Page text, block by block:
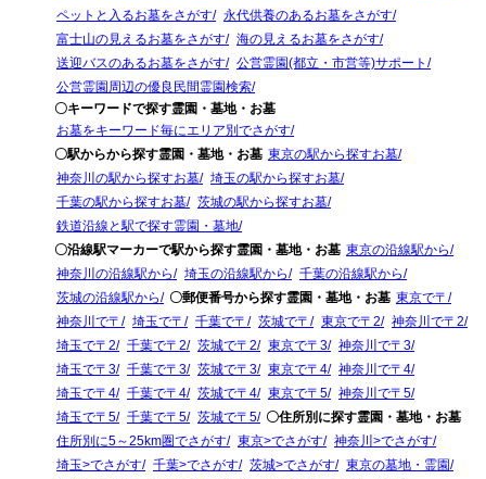
ペットと入るお墓をさがす
永代供養のあるお墓をさがす
富士山の見えるお墓をさがす
海の見えるお墓をさがす
送迎バスのあるお墓をさがす
公営霊園(都立・市営等)サポート
公営霊園周辺の優良民間霊園検索
〇キーワードで探す霊園・墓地・お墓
お墓をキーワード毎にエリア別でさがす
〇駅からから探す霊園・墓地・お墓 東京の駅から探すお墓
神奈川の駅から探すお墓
埼玉の駅から探すお墓
千葉の駅から探すお墓
茨城の駅から探すお墓
鉄道沿線と駅で探す霊園・墓地
〇沿線駅マーカーで駅から探す霊園・墓地・お墓 東京の沿線駅から
神奈川の沿線駅から
埼玉の沿線駅から
千葉の沿線駅から
茨城の沿線駅から
〇郵便番号から探す霊園・墓地・お墓 東京で〒
神奈川で〒
埼玉で〒 千葉で〒 茨城で〒 東京で〒2
神奈川で〒2
埼玉で〒2
千葉で〒2 茨城で〒2 東京で〒3
神奈川で〒3
埼玉で〒3
千葉で〒3 茨城で〒3 東京で〒4
神奈川で〒4
埼玉で〒4
千葉で〒4 茨城で〒4 東京で〒5
神奈川で〒5
埼玉で〒5
千葉で〒5 茨城で〒5
〇住所別に探す霊園・墓地・お墓
住所別に5～25km圏でさがす
東京>でさがす
神奈川>でさがす
埼玉>でさがす
千葉>でさがす 茨城>でさがす
東京の墓地・霊園